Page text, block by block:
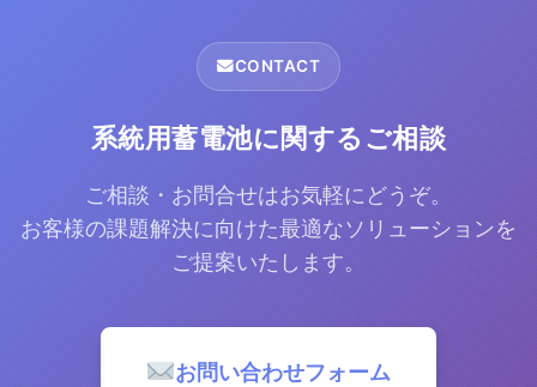
CONTACT
系統用蓄電池に関するご相談
ご相談・お問合せはお気軽にどうぞ。
お客様の課題解決に向けた最適なソリューションを
ご提案いたします。
お問い合わせフォーム